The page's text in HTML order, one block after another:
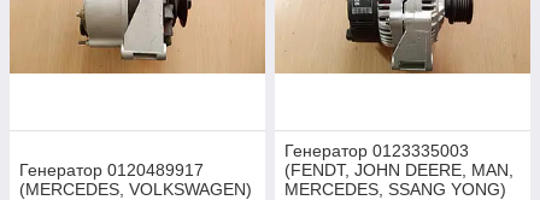
Генератор 0120489917
(MERCEDES, VOLKSWAGEN)
Генератор 0123335003
(FENDT, JOHN DEERE, MAN,
MERCEDES, SSANG YONG)